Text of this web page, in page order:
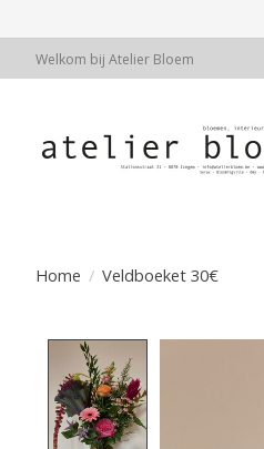
Welkom bij Atelier Bloem
Home / Veldboeket 30€
Product